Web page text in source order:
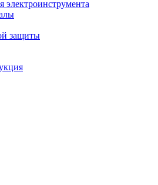
электроинструмента
защиты